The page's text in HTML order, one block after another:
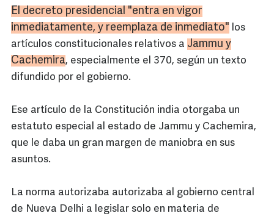
El decreto presidencial "entra en vigor
inmediatamente, y reemplaza de inmediato" los
artículos constitucionales relativos a Jammu y
Cachemira, especialmente el 370, según un texto
difundido por el gobierno.
Ese artículo de la Constitución india otorgaba un
estatuto especial al estado de Jammu y Cachemira,
que le daba un gran margen de maniobra en sus
asuntos.
La norma autorizaba autorizaba al gobierno central
de Nueva Delhi a legislar solo en materia de